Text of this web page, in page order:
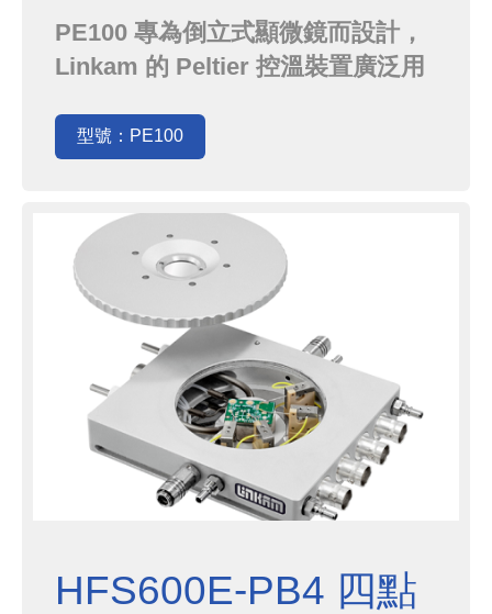
PE100 專為倒立式顯微鏡而設計，
Linkam 的 Peltier 控溫裝置廣泛用
IVF、低溫細胞保存…等。此載物台
的平面設計可完全與樣品接觸，並方
型號：PE100
HFS600E-PB4 四點